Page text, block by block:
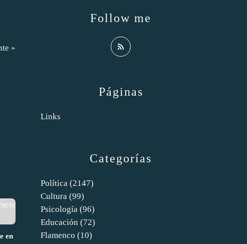
»
en
Categorías
Política (2147)
Cultura (99)
Psicología (96)
Educación (72)
Flamenco (10)
Páginas
Links
Follow me